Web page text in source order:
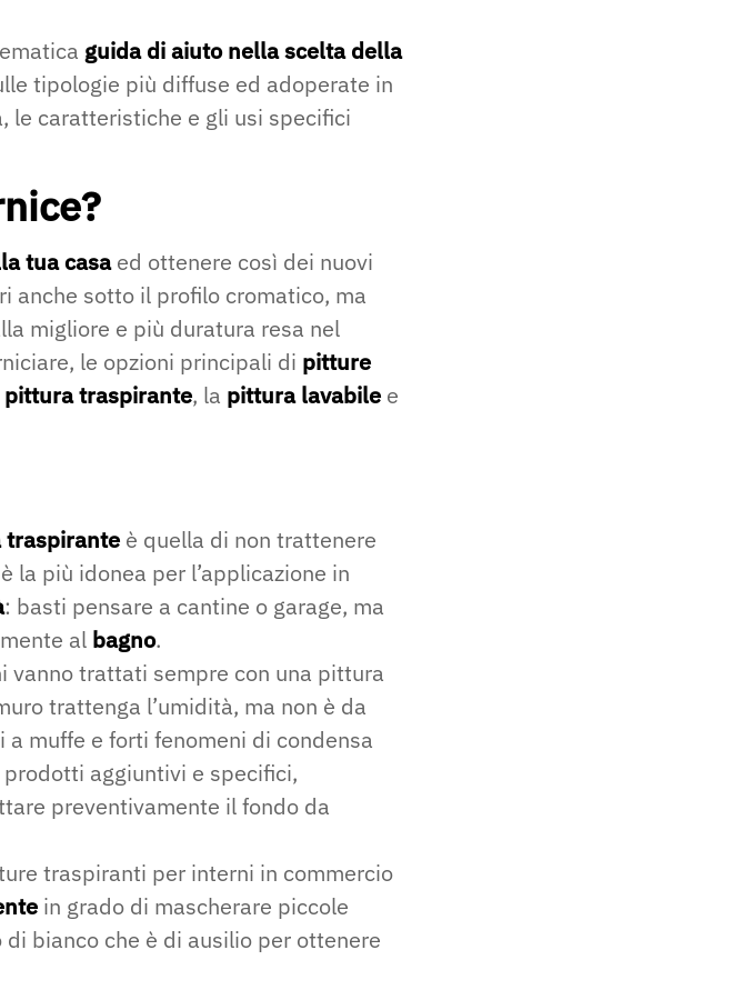
guida di aiuto nella scelta della
tipologie più diffuse ed adoperate in
le caratteristiche e gli usi specifici
tua casaed ottenere così dei nuovi
anche sotto il profilo cromatico, ma
migliore e più duratura resa nel
le opzioni principali di pitture
pittura traspirante, la pittura lavabile e
è quella di non trattenere
la più idonea per l’applicazione in
: basti pensare a cantine o garage, ma
al bagno.
vanno trattati sempre con una pittura
trattenga l’umidità, ma non è da
muffe e forti fenomeni di condensa
aggiuntivi e specifici,
preventivamente il fondo da
traspiranti per interni in commercio
in grado di mascherare piccole
bianco che è di ausilio per ottenere